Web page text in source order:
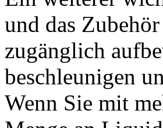
und das
zugänglich
beschleunigen
Wenn Sie mit